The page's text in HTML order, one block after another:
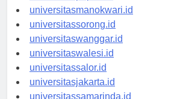
universitaspapua.id
universitasmanokwari.id
universitassorong.id
universitaswanggar.id
universitaswalesi.id
universitassalor.id
universitasjakarta.id